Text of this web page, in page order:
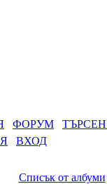
ФОРУМ
ВХОД
Списък от албуми